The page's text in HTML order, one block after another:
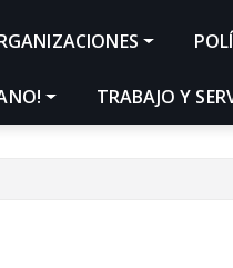
TRABAJO Y